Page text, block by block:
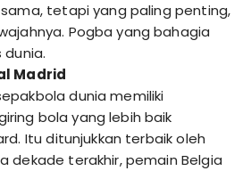
tetapi yang paling penting,
Pogba yang bahagia
dunia.
Madrid
dunia memiliki
bola yang lebih baik
Itu ditunjukkan terbaik oleh
dekade terakhir, pemain Belgia